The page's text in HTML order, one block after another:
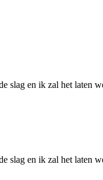
slag en ik zal het laten
slag en ik zal het laten